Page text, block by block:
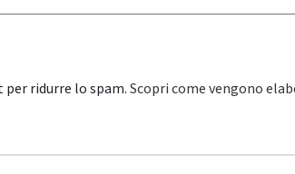
ridurre lo spam.Scopri come vengono